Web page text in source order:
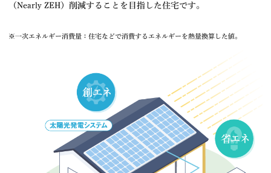
（Nearly ZEH）削減することを目指した住宅です。
※一次エネルギー消費量：住宅などで消費するエネルギーを熱量換算した値。